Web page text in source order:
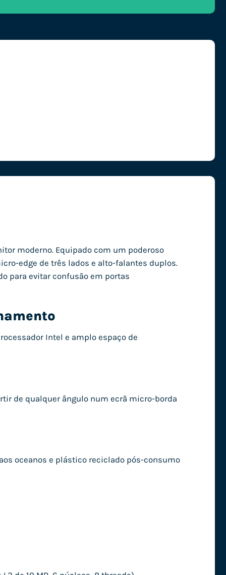
moderno. Equipado com um poderoso
edge de três lados e alto-falantes duplos.
para evitar confusão em portas
Intel e amplo espaço de
de qualquer ângulo num ecrã micro-borda
oceanos e plástico reciclado pós-consumo